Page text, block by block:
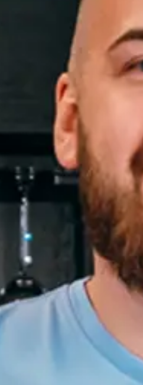
Verzenden
+31 10 30 34 599